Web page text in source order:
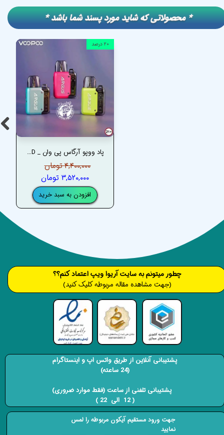
پاد ووپو آرگاس پی وان _ VOOPOO ARGUS P1 POD
۴,۴۰۰,۰۰۰ تومان
۳,۵۲۰,۰۰۰ تومان
افزودن به سبد خرید
۲۰ درصد
​​* محصولاتی که شاید مورد پسند شما باشد *
​​​چطور میتونم به سایت آریوا ویپ اعتماد کنم؟؟
(جهت مشاهده مقاله مربوطه کلیک کنید)
پشتیبانی آنلاین از طریق واتس اپ و اینستاگرام
(24 ساعته)
​​​​​​​ پشتیبانی تلفنی از ساعت (فقط موارد ضروری)
( 12 الی 22 ) ​​​​​​​
جهت ورود مستقیم آیکون مربوطه را لمس
نمایید